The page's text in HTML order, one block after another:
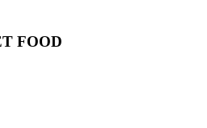
FOOD